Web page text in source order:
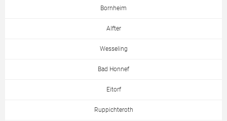
Bornheim
Alfter
Wesseling
Bad Honnef
Eitorf
Ruppichteroth